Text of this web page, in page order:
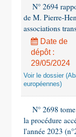
N° 2694
de M. Pierre-
associations
Date de
dépôt :
29/05/2024
Voir le dossier
européennes)
N° 2698
la procédure
l'année 2023